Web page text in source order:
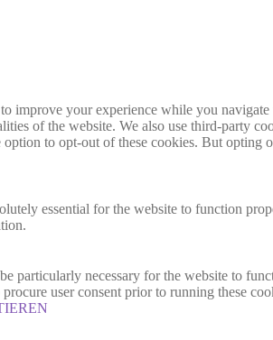
improve your experience while you
of the website. We also use third-party
option to opt-out of these cookies. But
essential for the website to function
particularly necessary for the website to
user consent prior to running these